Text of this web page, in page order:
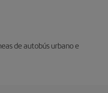
de autobús urbano e